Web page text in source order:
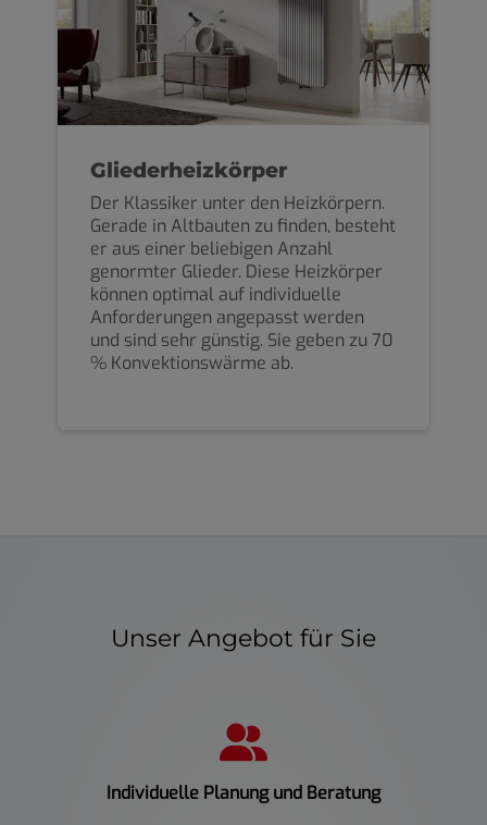
Gliederheizkörper
Der Klassiker unter den Heizkörpern.
Gerade in Altbauten zu finden, besteht
er aus einer beliebigen Anzahl
genormter Glieder. Diese Heizkörper
können optimal auf individuelle
Anforderungen angepasst werden
und sind sehr günstig. Sie geben zu 70
% Konvektionswärme ab.
Unser Angebot für Sie
Individuelle Planung und Beratung